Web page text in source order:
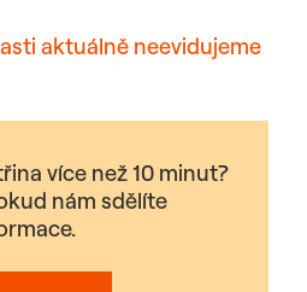
aktuálně neevidujeme
více než 10 minut?
nám sdělíte